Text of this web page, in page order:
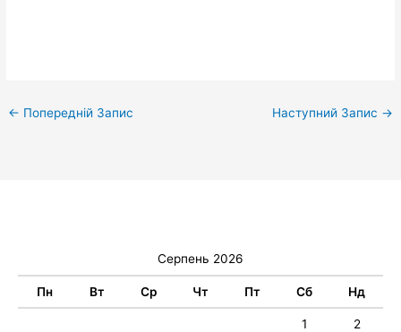
← Попередній Запис Наступний Запис →
Серпень 2026
Пн Вт Ср Чт Пт Сб Нд
1
2